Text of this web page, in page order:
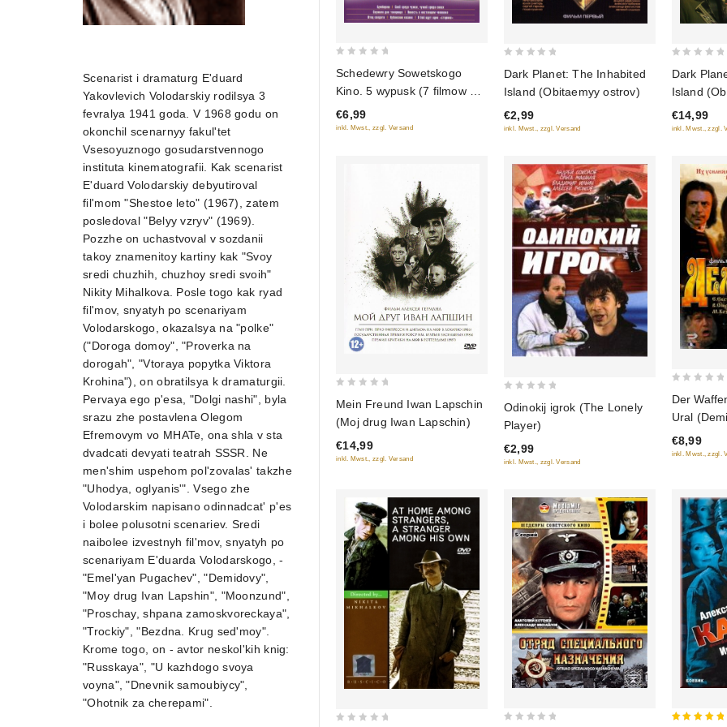
of
5
Schedewry Sowetskogo
Kino. 5 wypusk (7 filmow w
1 diske)
€6,99
inkl. Mwst., zzgl. Versand
of
5
Dark Planet: The Inhabited
Island (Obitaemyy ostrov)
€2,99
inkl. Mwst., zzgl. Versand
of
5
Dark
Island
Dark
€14,99
inkl. Mwst., zzgl.
of
5
Mein Freund Iwan Lapschin
(Moj drug Iwan Lapschin)
€14,99
inkl. Mwst., zzgl. Versand
of
5
Odinokij igrok (The Lonely
Player)
€2,99
inkl. Mwst., zzgl. Versand
of
5
Der
Ural
€8,99
inkl. Mwst., zzgl.
Scenarist i dramaturg E'duard
Yakovlevich Volodarskiy rodilsya 3
fevralya 1941 goda. V 1968 godu on
okonchil scenarnyy fakul'tet
Vsesoyuznogo gosudarstvennogo
instituta kinematografii. Kak scenarist
E'duard Volodarskiy debyutiroval
fil'mom "Shestoe leto" (1967), zatem
posledoval "Belyy vzryv" (1969).
Pozzhe on uchastvoval v sozdanii
takoy znamenitoy kartiny kak "Svoy
sredi chuzhih, chuzhoy sredi svoih"
Nikity Mihalkova. Posle togo kak ryad
fil'mov, snyatyh po scenariyam
Volodarskogo, okazalsya na "polke"
("Doroga domoy", "Proverka na
dorogah", "Vtoraya popytka Viktora
Krohina"), on obratilsya k dramaturgii.
Pervaya ego p'esa, "Dolgi nashi", byla
srazu zhe postavlena Olegom
Efremovym vo MHATe, ona shla v sta
dvadcati devyati teatrah SSSR. Ne
men'shim uspehom pol'zovalas' takzhe
"Uhodya, oglyanis'". Vsego zhe
Volodarskim napisano odinnadcat' p'es
i bolee polusotni scenariev. Sredi
naibolee izvestnyh fil'mov, snyatyh po
scenariyam E'duarda Volodarskogo, -
"Emel'yan Pugachev", "Demidovy",
"Moy drug Ivan Lapshin", "Moonzund",
"Proschay, shpana zamoskvoreckaya",
"Trockiy", "Bezdna. Krug sed'moy".
Krome togo, on - avtor neskol'kih knig:
"Russkaya", "U kazhdogo svoya
voyna", "Dnevnik samoubiycy",
"Ohotnik za cherepami".